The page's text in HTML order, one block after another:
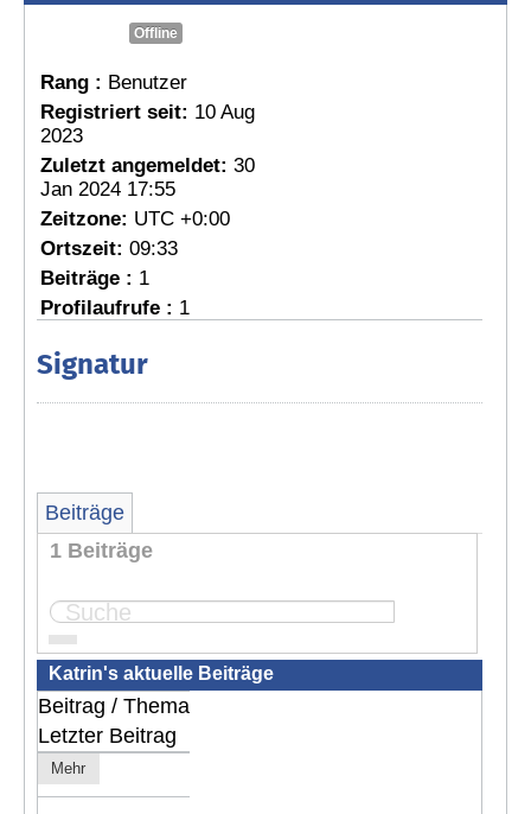
Offline
Rang : Benutzer
Registriert seit: 10 Aug
2023
Zuletzt angemeldet: 30
Jan 2024 17:55
Zeitzone: UTC +0:00
Ortszeit: 09:33
Beiträge : 1
Profilaufrufe : 1
Signatur
Beiträge
1 Beiträge
Katrin's aktuelle Beiträge
Beitrag / Thema
Letzter Beitrag
Mehr